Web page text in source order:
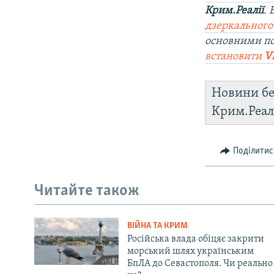
Крим.Реалії.
основними
встановити
Новини
Читайте також
ВІЙНА ТА КРИМ
Російська влада обіцяє закрити
морський шлях українським
БпЛА до Севастополя. Чи реально